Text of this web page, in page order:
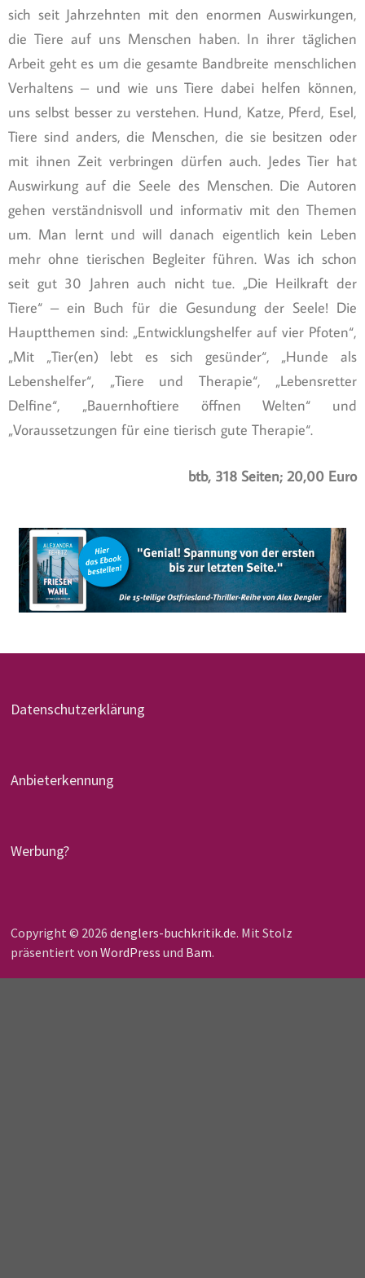
sich seit Jahrzehnten mit den enormen Auswirkungen,
die Tiere auf uns Menschen haben. In ihrer täglichen
Arbeit geht es um die gesamte Bandbreite menschlichen
Verhaltens – und wie uns Tiere dabei helfen können,
uns selbst besser zu verstehen. Hund, Katze, Pferd, Esel,
Tiere sind anders, die Menschen, die sie besitzen oder
mit ihnen Zeit verbringen dürfen auch. Jedes Tier hat
Auswirkung auf die Seele des Menschen. Die Autoren
gehen verständnisvoll und informativ mit den Themen
um. Man lernt und will danach eigentlich kein Leben
mehr ohne tierischen Begleiter führen. Was ich schon
seit gut 30 Jahren auch nicht tue. „Die Heilkraft der
Tiere“ – ein Buch für die Gesundung der Seele! Die
Hauptthemen sind: „Entwicklungshelfer auf vier Pfoten“,
„Mit „Tier(en) lebt es sich gesünder“, „Hunde als
Lebenshelfer“, „Tiere und Therapie“, „Lebensretter
Delfine“, „Bauernhoftiere öffnen Welten“ und
„Voraussetzungen für eine tierisch gute Therapie“.
btb, 318 Seiten; 20,00 Euro
Datenschutzerklärung
Anbieterkennung
Werbung?
Copyright © 2026 denglers-buchkritik.de. Mit Stolz
präsentiert von WordPress und Bam.